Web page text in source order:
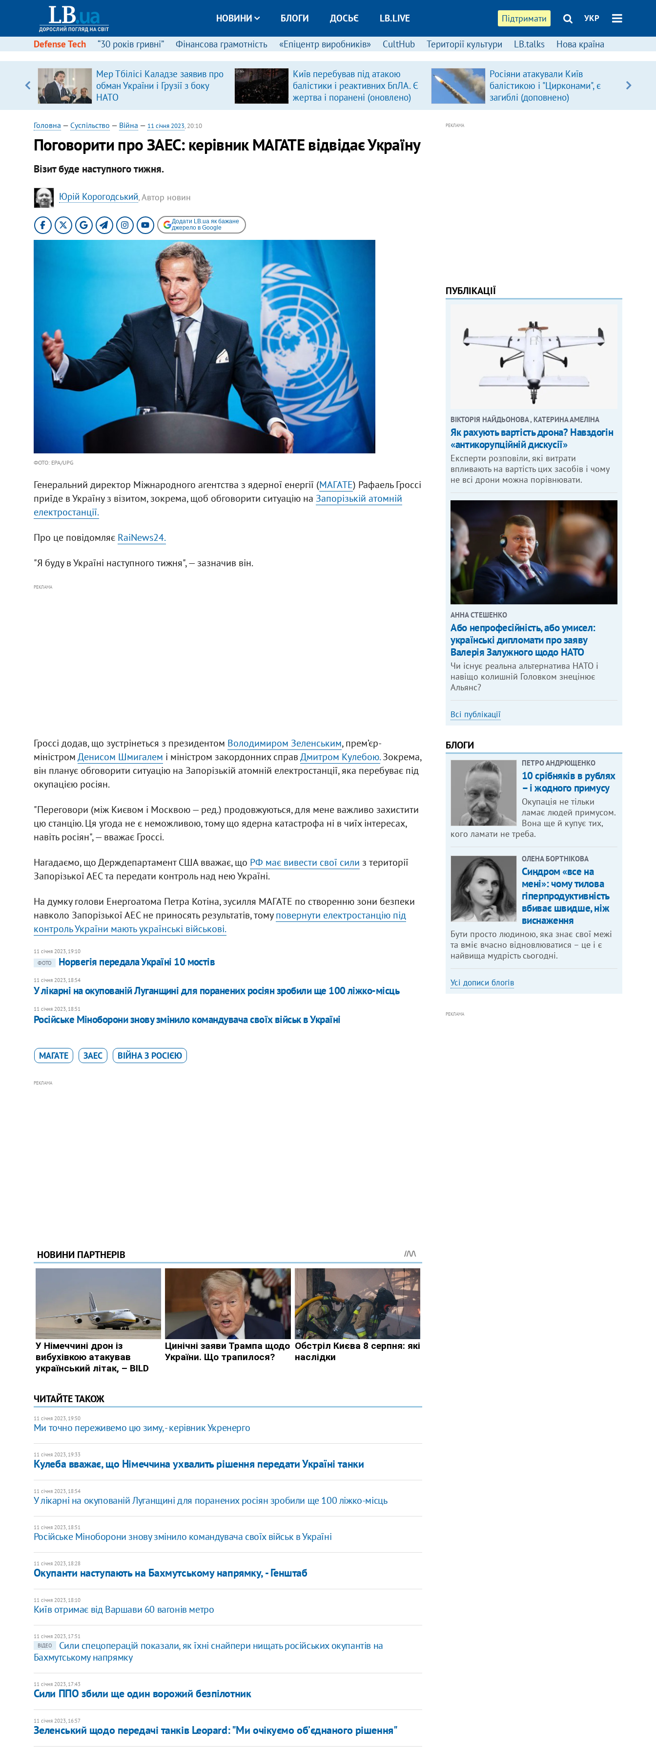
Підтримати УКР
НОВИНИ БЛОГИ ДОСЬЄ LB.LIVE
Defense Tech “30 років гривні” Фінансова грамотність «Епіцентр виробників» CultHub Території культури LB.talks Нова країна
Мер Тбілісі Каладзе заявив про
обман України і Грузії з боку
НАТО
Київ перебував під атакою
балістики і реактивних БпЛА. Є
жертва і поранені (оновлено)
Росіяни атакували Київ
балістикою і "Цирконами", є
загиблі (доповнено)
Головна — Суспільство — Війна — 11 січня 2023, 20:10
Поговорити про ЗАЕС: керівник МАГАТЕ відвідає Україну
Візит буде наступного тижня.
Юрій Корогодський, Автор новин
Додати LB.ua як бажане
джерело в Google
ФОТО: ЕРА/UPG
Генеральний директор Міжнародного агентства з ядерної енергії (МАГАТЕ) Рафаель Гроссі
приїде в Україну з візитом, зокрема, щоб обговорити ситуацію на Запорізькій атомній
електростанції.
Про це повідомляє RaiNews24.
"Я буду в Україні наступного тижня", — зазначив він.
РЕКЛАМА
Гроссі додав, що зустрінеться з президентом Володимиром Зеленським, прем’єр-
міністромДенисом Шмигалем і міністром закордонних справДмитром Кулебою.Зокрема,
він планує обговорити ситуацію на Запорізькій атомній електростанції, яка перебуває під
окупацією росіян.
"Переговори (між Києвом і Москвою — ред.) продовжуються, для мене важливо захистити
цю станцію. Ця угода не є неможливою, тому що ядерна катастрофа ні в чиїх інтересах,
навіть росіян", — вважає Гроссі.
Нагадаємо, що Держдепартамент США вважає, що РФ має вивести свої сили з території
Запорізької АЕС та передати контроль над нею Україні.
На думку голови Енергоатома Петра Котіна, зусилля МАГАТЕ по створенню зони безпеки
навколо Запорізької АЕС не приносять результатів, томуповернути електростанцію під
контроль України мають українські військові.
11 січня 2023, 19:10
ФОТО
Норвегія передала Україні 10 мостів
11 січня 2023, 18:54
У лікарні на окупованій Луганщині для поранених росіян зробили ще 100 ліжко-місць
11 січня 2023, 18:51
Російське Міноборони знову змінило командувача своїх військ в Україні
МАГАТЕ ЗАЕС ВІЙНА З РОСІЄЮ
РЕКЛАМА
ЧИТАЙТЕ ТАКОЖ
11 січня 2023, 19:50
Ми точно переживемо цю зиму, - керівник Укренерго
11 січня 2023, 19:33
Кулеба вважає, що Німеччина ухвалить рішення передати Україні танки
11 січня 2023, 18:54
У лікарні на окупованій Луганщині для поранених росіян зробили ще 100 ліжко-місць
11 січня 2023, 18:51
Російське Міноборони знову змінило командувача своїх військ в Україні
11 січня 2023, 18:28
Окупанти наступають на Бахмутському напрямку, - Генштаб
11 січня 2023, 18:10
Київ отримає від Варшави 60 вагонів метро
11 січня 2023, 17:51
ВІДЕО
Сили спецоперацій показали, як їхні снайпери нищать російських окупантів на
Бахмутському напрямку
11 січня 2023, 17:43
Сили ППО збили ще один ворожий безпілотник
11 січня 2023, 16:57
Зеленський щодо передачі танків Leopard: "Ми очікуємо обʼєднаного рішення"
РЕКЛАМА
ПУБЛІКАЦІЇ
ВІКТОРІЯ НАЙДЬОНОВА , КАТЕРИНА АМЕЛІНА
Як рахують вартість дрона? Навздогін
«антикорупційній дискусії»
Експерти розповіли, які витрати
впливають на вартість цих засобів і чому
не всі дрони можна порівнювати.
АННА СТЕШЕНКО
Або непрофесійність, або умисел:
українські дипломати про заяву
Валерія Залужного щодо НАТО
Чи існує реальна альтернатива НАТО і
навіщо колишній Головком знецінює
Альянс?
Всі публікації
БЛОГИ
ПЕТРО АНДРЮЩЕНКО
10 срібняків в рублях
– і жодного примусу
Окупація не тільки
ламає людей примусом.
Вона ще й купує тих,
кого ламати не треба.
ОЛЕНА БОРТНІКОВА
Синдром «все на
мені»: чому тилова
гіперпродуктивність
вбиває швидше, ніж
виснаження
Бути просто людиною, яка знає свої межі
та вміє вчасно відновлюватися – це і є
найвища мудрість сьогодні.
Усі дописи блогів
РЕКЛАМА